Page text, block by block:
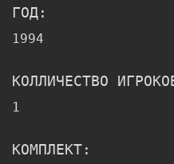
ГОД:
1994
КОЛЛИЧЕСТВО
1
КОМПЛЕКТ: